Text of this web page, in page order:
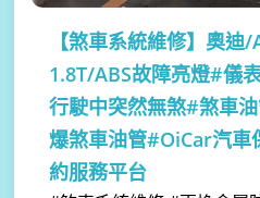
【煞車系統維修】奧迪/
1.8T/ABS故障亮燈#儀
行駛中突然無煞#煞車
爆煞車油管#OiCar汽車
約服務平台